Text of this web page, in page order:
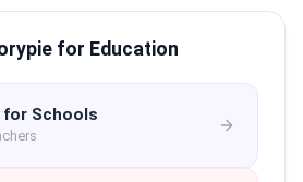
for Education
Schools